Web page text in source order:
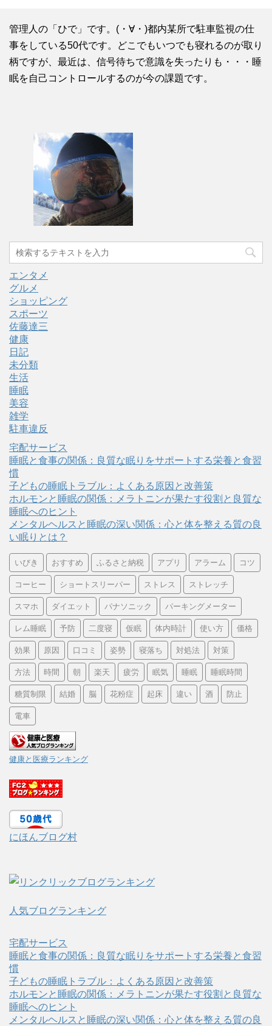
管理人の「ひで」です。(・∀・)都内某所で駐車監視の仕
事をしている50代です。どこでもいつでも寝れるのが取り
柄ですが、最近は、信号待ちで意識を失ったりも・・・睡
眠を自己コントロールするのが今の課題です。
エンタメ
グルメ
ショッピング
スポーツ
佐藤達三
健康
日記
未分類
生活
睡眠
美容
雑学
駐車違反
宅配サービス
睡眠と食事の関係：良質な眠りをサポートする栄養と食習
慣
子どもの睡眠トラブル：よくある原因と改善策
ホルモンと睡眠の関係：メラトニンが果たす役割と良質な
睡眠へのヒント
メンタルヘルスと睡眠の深い関係：心と体を整える質の良
い眠りとは？
いびき おすすめ ふるさと納税 アプリ アラーム コツ
コーヒー ショートスリーパー ストレス ストレッチ
スマホ ダイエット パナソニック パーキングメーター
レム睡眠 予防 二度寝 仮眠 体内時計 使い方 価格
効果 原因 口コミ 姿勢 寝落ち 対処法 対策
方法 時間 朝 楽天 疲労 眠気 睡眠 睡眠時間
糖質制限 結婚 脳 花粉症 起床 違い 酒 防止
電車
健康と医療ランキング
にほんブログ村
人気ブログランキング
宅配サービス
睡眠と食事の関係：良質な眠りをサポートする栄養と食習
慣
子どもの睡眠トラブル：よくある原因と改善策
ホルモンと睡眠の関係：メラトニンが果たす役割と良質な
睡眠へのヒント
メンタルヘルスと睡眠の深い関係：心と体を整える質の良